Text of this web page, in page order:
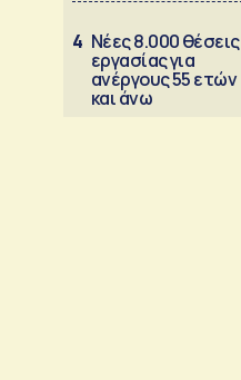
4 Νέες 8.000 θέσεις
εργασίας για
ανέργους 55 ετών
και άνω